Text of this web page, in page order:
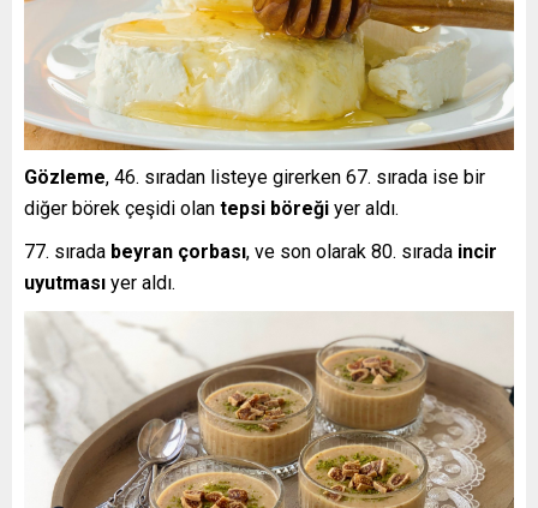
Gözleme, 46. sıradan listeye girerken 67. sırada ise bir
diğer börek çeşidi olan tepsi böreği yer aldı.
77. sırada beyran çorbası, ve son olarak 80. sırada incir
uyutması yer aldı.